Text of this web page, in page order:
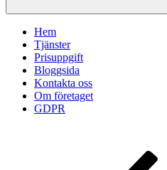
Hem
Tjänster
Prisuppgift
Bloggsida
Kontakta oss
Om företaget
GDPR
Inläggsnavigering